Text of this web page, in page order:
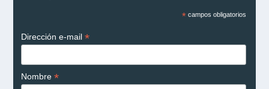
*campos obligatorios
Dirección e-mail *
Nombre *